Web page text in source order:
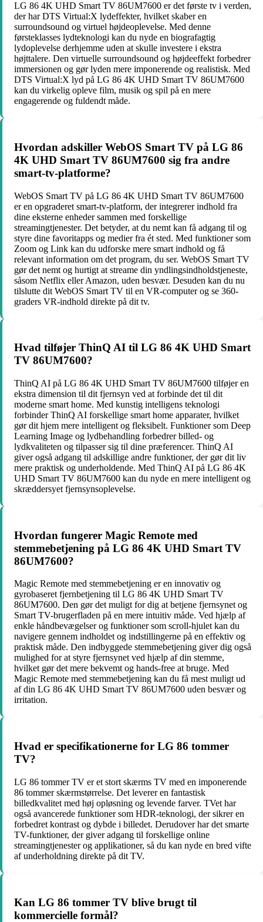
LG 86 4K UHD Smart TV 86UM7600 er det første tv i verden,
der har DTS Virtual:X lydeffekter, hvilket skaber en
surroundsound og virtuel højdeoplevelse. Med denne
førsteklasses lydteknologi kan du nyde en biografagtig
lydoplevelse derhjemme uden at skulle investere i ekstra
højttalere. Den virtuelle surroundsound og højdeeffekt forbedrer
immersionen og gør lyden mere imponerende og realistisk. Med
DTS Virtual:X lyd på LG 86 4K UHD Smart TV 86UM7600
kan du virkelig opleve film, musik og spil på en mere
engagerende og fuldendt måde.
Hvordan adskiller WebOS Smart TV på LG 86
4K UHD Smart TV 86UM7600 sig fra andre
smart-tv-platforme?
WebOS Smart TV på LG 86 4K UHD Smart TV 86UM7600
er en opgraderet smart-tv-platform, der integrerer indhold fra
dine eksterne enheder sammen med forskellige
streamingtjenester. Det betyder, at du nemt kan få adgang til og
styre dine favoritapps og medier fra ét sted. Med funktioner som
Zoom og Link kan du udforske mere smart indhold og få
relevant information om det program, du ser. WebOS Smart TV
gør det nemt og hurtigt at streame din yndlingsindholdstjeneste,
såsom Netflix eller Amazon, uden besvær. Desuden kan du nu
tilslutte dit WebOS Smart TV til en VR-computer og se 360-
graders VR-indhold direkte på dit tv.
Hvad tilføjer ThinQ AI til LG 86 4K UHD Smart
TV 86UM7600?
ThinQ AI på LG 86 4K UHD Smart TV 86UM7600 tilføjer en
ekstra dimension til dit fjernsyn ved at forbinde det til dit
moderne smart home. Med kunstig intelligens teknologi
forbinder ThinQ AI forskellige smart home apparater, hvilket
gør dit hjem mere intelligent og fleksibelt. Funktioner som Deep
Learning Image og lydbehandling forbedrer billed- og
lydkvaliteten og tilpasser sig til dine præferencer. ThinQ AI
giver også adgang til adskillige andre funktioner, der gør dit liv
mere praktisk og underholdende. Med ThinQ AI på LG 86 4K
UHD Smart TV 86UM7600 kan du nyde en mere intelligent og
skræddersyet fjernsynsoplevelse.
Hvordan fungerer Magic Remote med
stemmebetjening på LG 86 4K UHD Smart TV
86UM7600?
Magic Remote med stemmebetjening er en innovativ og
gyrobaseret fjernbetjening til LG 86 4K UHD Smart TV
86UM7600. Den gør det muligt for dig at betjene fjernsynet og
Smart TV-brugerfladen på en mere intuitiv måde. Ved hjælp af
enkle håndbevægelser og funktioner som scroll-hjulet kan du
navigere gennem indholdet og indstillingerne på en effektiv og
praktisk måde. Den indbyggede stemmebetjening giver dig også
mulighed for at styre fjernsynet ved hjælp af din stemme,
hvilket gør det mere bekvemt og hands-free at bruge. Med
Magic Remote med stemmebetjening kan du få mest muligt ud
af din LG 86 4K UHD Smart TV 86UM7600 uden besvær og
irritation.
Hvad er specifikationerne for LG 86 tommer
TV?
LG 86 tommer TV er et stort skærms TV med en imponerende
86 tommer skærmstørrelse. Det leverer en fantastisk
billedkvalitet med høj opløsning og levende farver. TVet har
også avancerede funktioner som HDR-teknologi, der sikrer en
forbedret kontrast og dybde i billedet. Derudover har det smarte
TV-funktioner, der giver adgang til forskellige online
streamingtjenester og applikationer, så du kan nyde en bred vifte
af underholdning direkte på dit TV.
Kan LG 86 tommer TV blive brugt til
kommercielle formål?